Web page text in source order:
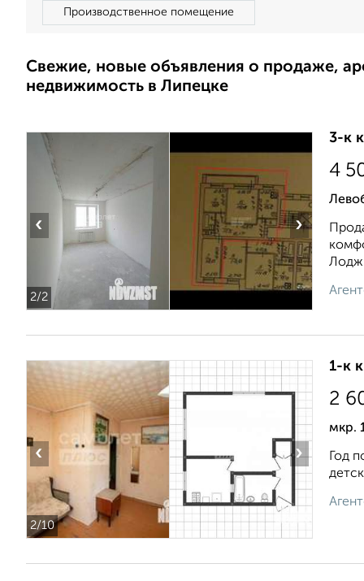
Производственное помещение
Свежие, новые объявления о продаже,
недвижимость в Липецке
2/2
‹ ›
3-к
4
2/10
‹ ›
1-к
2
мкр.
Год